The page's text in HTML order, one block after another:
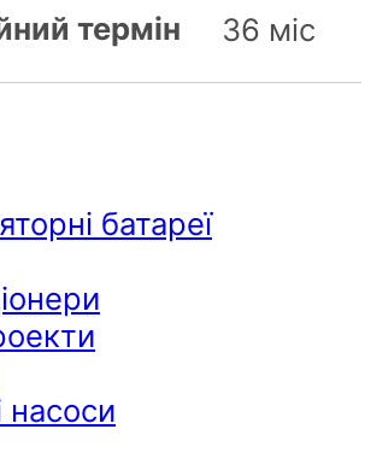
термін 36 міс
батареї
насоси